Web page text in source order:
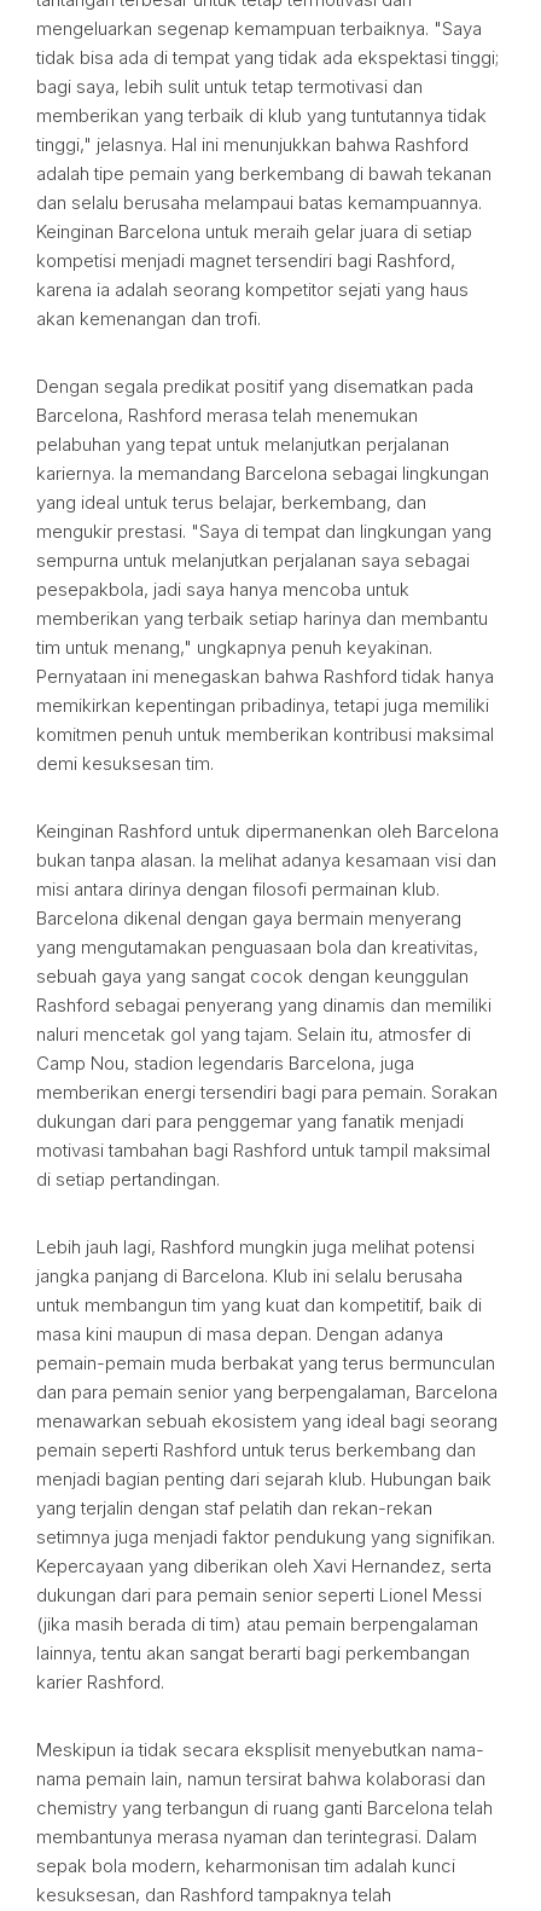
mengeluarkan segenap kemampuan terbaiknya. "Saya
tidak bisa ada di tempat yang tidak ada ekspektasi tinggi;
bagi saya, lebih sulit untuk tetap termotivasi dan
memberikan yang terbaik di klub yang tuntutannya tidak
tinggi," jelasnya. Hal ini menunjukkan bahwa Rashford
adalah tipe pemain yang berkembang di bawah tekanan
dan selalu berusaha melampaui batas kemampuannya.
Keinginan Barcelona untuk meraih gelar juara di setiap
kompetisi menjadi magnet tersendiri bagi Rashford,
karena ia adalah seorang kompetitor sejati yang haus
akan kemenangan dan trofi.
Dengan segala predikat positif yang disematkan pada
Barcelona, Rashford merasa telah menemukan
pelabuhan yang tepat untuk melanjutkan perjalanan
kariernya. Ia memandang Barcelona sebagai lingkungan
yang ideal untuk terus belajar, berkembang, dan
mengukir prestasi. "Saya di tempat dan lingkungan yang
sempurna untuk melanjutkan perjalanan saya sebagai
pesepakbola, jadi saya hanya mencoba untuk
memberikan yang terbaik setiap harinya dan membantu
tim untuk menang," ungkapnya penuh keyakinan.
Pernyataan ini menegaskan bahwa Rashford tidak hanya
memikirkan kepentingan pribadinya, tetapi juga memiliki
komitmen penuh untuk memberikan kontribusi maksimal
demi kesuksesan tim.
Keinginan Rashford untuk dipermanenkan oleh Barcelona
bukan tanpa alasan. Ia melihat adanya kesamaan visi dan
misi antara dirinya dengan filosofi permainan klub.
Barcelona dikenal dengan gaya bermain menyerang
yang mengutamakan penguasaan bola dan kreativitas,
sebuah gaya yang sangat cocok dengan keunggulan
Rashford sebagai penyerang yang dinamis dan memiliki
naluri mencetak gol yang tajam. Selain itu, atmosfer di
Camp Nou, stadion legendaris Barcelona, juga
memberikan energi tersendiri bagi para pemain. Sorakan
dukungan dari para penggemar yang fanatik menjadi
motivasi tambahan bagi Rashford untuk tampil maksimal
di setiap pertandingan.
Lebih jauh lagi, Rashford mungkin juga melihat potensi
jangka panjang di Barcelona. Klub ini selalu berusaha
untuk membangun tim yang kuat dan kompetitif, baik di
masa kini maupun di masa depan. Dengan adanya
pemain-pemain muda berbakat yang terus bermunculan
dan para pemain senior yang berpengalaman, Barcelona
menawarkan sebuah ekosistem yang ideal bagi seorang
pemain seperti Rashford untuk terus berkembang dan
menjadi bagian penting dari sejarah klub. Hubungan baik
yang terjalin dengan staf pelatih dan rekan-rekan
setimnya juga menjadi faktor pendukung yang signifikan.
Kepercayaan yang diberikan oleh Xavi Hernandez, serta
dukungan dari para pemain senior seperti Lionel Messi
(jika masih berada di tim) atau pemain berpengalaman
lainnya, tentu akan sangat berarti bagi perkembangan
karier Rashford.
Meskipun ia tidak secara eksplisit menyebutkan nama-
nama pemain lain, namun tersirat bahwa kolaborasi dan
chemistry yang terbangun di ruang ganti Barcelona telah
membantunya merasa nyaman dan terintegrasi. Dalam
sepak bola modern, keharmonisan tim adalah kunci
kesuksesan, dan Rashford tampaknya telah